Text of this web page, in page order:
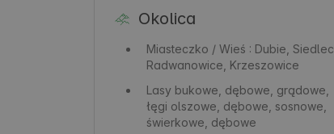
Okolica
Miasteczko / Wieś : Dubie, Siedlec,
Radwanowice, Krzeszowice
Lasy bukowe, dębowe, grądowe,
łęgi olszowe, dębowe, sosnowe,
świerkowe, dębowe